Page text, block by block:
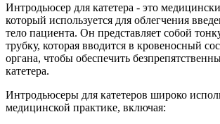
Интродьюсер для катетера - это
который используется для облегчения
тело пациента. Он представляет собой
трубку, которая вводится в кровеносный
органа, чтобы обеспечить
катетера.
Интродьюсеры для катетеров широко
медицинской практике, включая: